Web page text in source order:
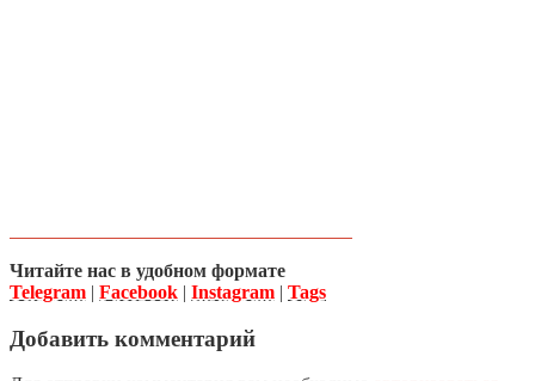
Читайте нас в удобном формате
Telegram | Facebook | Instagram | Tags
Добавить комментарий